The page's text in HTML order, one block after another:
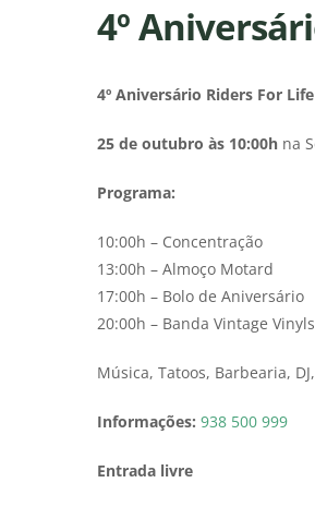
4º
4º Aniversário Riders For Life
25 de outubro às 10:00h na
Programa:
10:00h – Concentração
13:00h – Almoço Motard
17:00h – Bolo de Aniversário
20:00h – Banda Vintage Vinyls
Música, Tatoos, Barbearia,
Informações: 938 500 999
Entrada livre